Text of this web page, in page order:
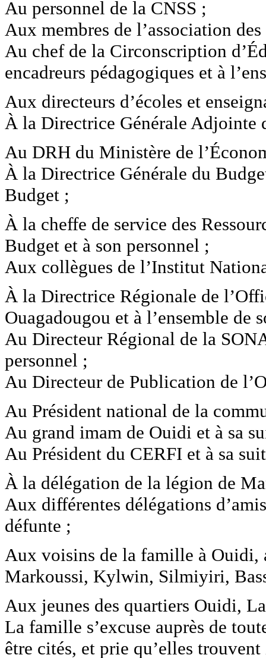
Au personnel de la CNSS ;
Aux membres de l’association
Au chef de la Circonscription
encadreurs pédagogiques et à
Aux directeurs d’écoles et
À la Directrice Générale Adjointe
Au DRH du Ministère de
À la Directrice Générale du
Budget ;
À la cheffe de service des
Budget et à son personnel ;
Aux collègues de l’Institut
À la Directrice Régionale de
Ouagadougou et à l’ensemble de
Au Directeur Régional de la
personnel ;
Au Directeur de Publication de
Au Président national de la
Au grand imam de Ouidi et à sa
Au Président du CERFI et à sa
À la délégation de la légion de
Aux différentes délégations
défunte ;
Aux voisins de la famille à Ouidi,
Markoussi, Kylwin, Silmiyiri,
Aux jeunes des quartiers Ouidi,
La famille s’excuse auprès de
être cités, et prie qu’elles